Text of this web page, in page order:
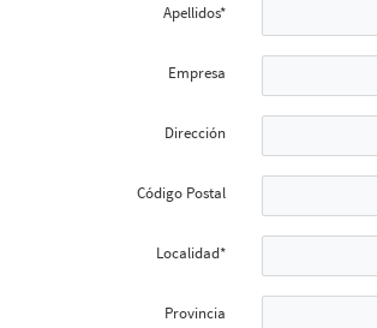
Apellidos*
Empresa
Dirección
Código Postal
Localidad*
Provincia